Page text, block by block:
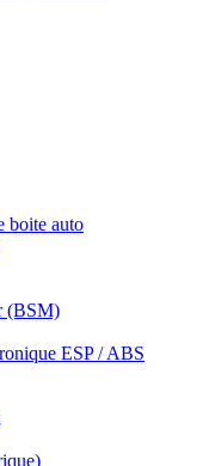
boite auto
(BSM)
ESP / ABS